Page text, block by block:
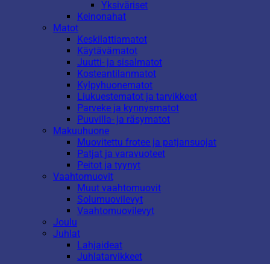
Yksiväriset
Keinonahat
Matot
Keskilattiamatot
Käytävämatot
Juutti- ja sisalmatot
Kosteantilanmatot
Kylpyhuonematot
Liukuestematot ja tarvikkeet
Parveke ja kynnysmatot
Puuvilla- ja räsymatot
Makuuhuone
Muovitettu frotee ja patjansuojat
Patjat ja varavuoteet
Peitot ja tyynyt
Vaahtomuovit
Muut vaahtomuovit
Solumuovilevyt
Vaahtomuovilevyt
Joulu
Juhlat
Lahjaideat
Juhlatarvikkeet